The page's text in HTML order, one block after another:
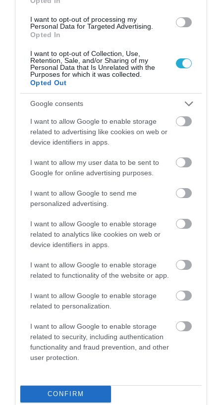
I want to opt-out of processing my
Personal Data for Targeted Advertising.
Opted In
I want to opt-out of Collection, Use,
Retention, Sale, and/or Sharing of my
Personal Data that Is Unrelated with the
Purposes for which it was collected.
Opted Out
Google consents
I want to allow Google to enable storage
related to advertising like cookies on web or
device identifiers in apps.
I want to allow my user data to be sent to
Google for online advertising purposes.
I want to allow Google to send me
personalized advertising.
I want to allow Google to enable storage
related to analytics like cookies on web or
device identifiers in apps.
I want to allow Google to enable storage
related to functionality of the website or app.
I want to allow Google to enable storage
related to personalization.
I want to allow Google to enable storage
related to security, including authentication
functionality and fraud prevention, and other
user protection.
CONFIRM
04.08.2026
Σκλαβενίτης: Άνοιξε νέο κατάστημα στη
Σάμο
Efood: Άλμα 74,7% στον τζίρο της Go
Delivery το 2025